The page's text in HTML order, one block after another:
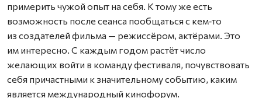
примерить чужой опыт на себя. К тому же есть
возможность после сеанса пообщаться с кем‑то
из создателей фильма — режиссёром, актёрами. Это
им интересно. С каждым годом растёт число
желающих войти в команду фестиваля, почувствовать
себя причастными к значительному событию, каким
является международный кинофорум.